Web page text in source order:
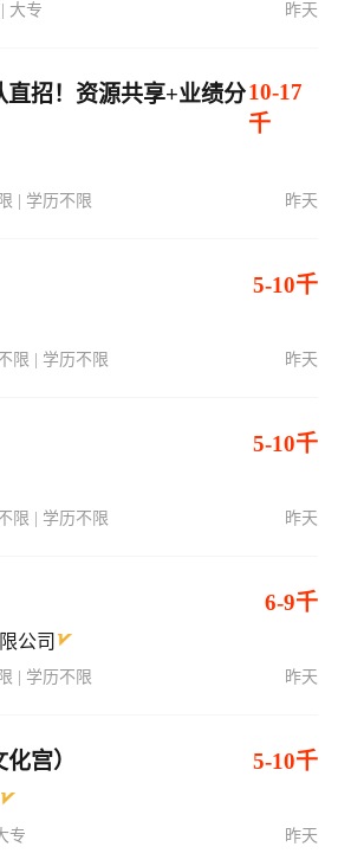
大专 昨天
招！资源共享+业绩分10-17
千
| 学历不限 昨天
5-10千
限 | 学历不限 昨天
5-10千
限 | 学历不限 昨天
6-9千
公司
| 学历不限 昨天
宫） 5-10千
专 昨天